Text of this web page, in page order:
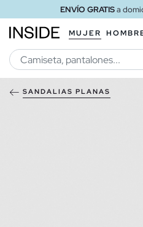
ENVÍO GRATISa
MUJER
SANDALIAS PLANAS